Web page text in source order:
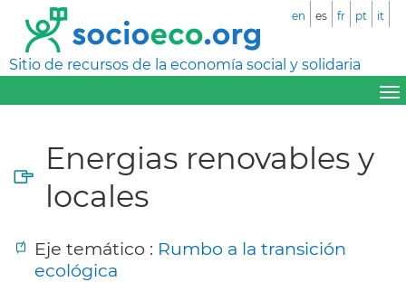
Sitio de recursos de la economía social y solidaria
en es fr pt it
Energias renovables y
locales
Eje temático : Rumbo a la transición
ecológica